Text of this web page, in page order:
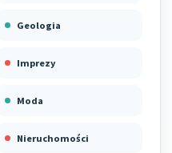
Geologia
Imprezy
Moda
Nieruchomości